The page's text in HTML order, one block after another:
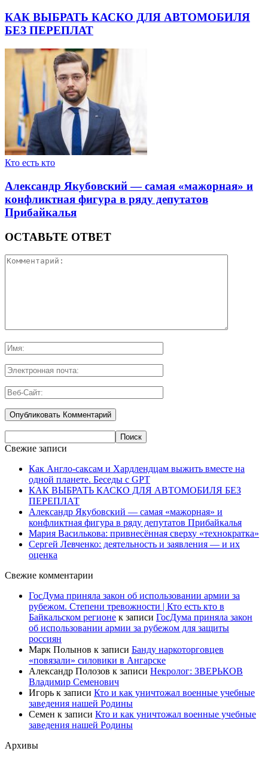
КАК ВЫБРАТЬ КАСКО ДЛЯ АВТОМОБИЛЯ
БЕЗ ПЕРЕПЛАТ
Кто есть кто
Александр Якубовский — самая «мажорная» и
конфликтная фигура в ряду депутатов
Прибайкалья
ОСТАВЬТЕ ОТВЕТ
Свежие записи
Как Англо-саксам и Хардлендцам выжить вместе на
одной планете. Беседы с GPT
КАК ВЫБРАТЬ КАСКО ДЛЯ АВТОМОБИЛЯ БЕЗ
ПЕРЕПЛАТ
Александр Якубовский — самая «мажорная» и
конфликтная фигура в ряду депутатов Прибайкалья
Мария Василькова: привнесённая сверху «технократка»
Сергей Левченко: деятельность и заявления — и их
оценка
Свежие комментарии
ГосДума приняла закон об использовании армии за
рубежом. Степени тревожности | Кто есть кто в
Байкальском регионе к записи ГосДума приняла закон
об использовании армии за рубежом для защиты
россиян
Марк Полынов к записи Банду наркоторговцев
«повязали» силовики в Ангарске
Александр Полозов к записи Некролог: ЗВЕРЬКОВ
Владимир Семенович
Игорь к записи Кто и как уничтожал военные учебные
заведения нашей Родины
Семен к записи Кто и как уничтожал военные учебные
заведения нашей Родины
Архивы